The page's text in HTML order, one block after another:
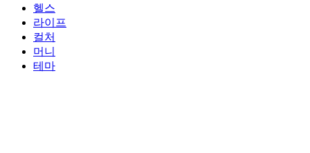
헬스
라이프
컬처
머니
테마